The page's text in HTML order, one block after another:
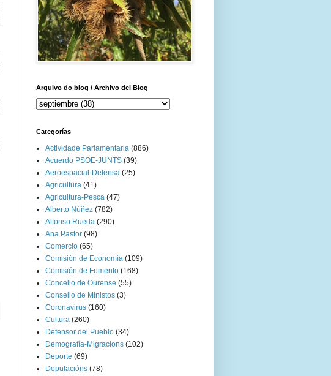
Arquivo do blog / Archivo del Blog
Categorías
Actividade Parlamentaria (886)
Acuerdo PSOE-JUNTS (39)
Aeroespacial-Defensa (25)
Agricultura (41)
Agricultura-Pesca (47)
Alberto Núñez (782)
Alfonso Rueda (290)
Ana Pastor (98)
Comercio (65)
Comisión de Economía (109)
Comisión de Fomento (168)
Concello de Ourense (55)
Consello de Ministos (3)
Coronavirus (160)
Cultura (260)
Defensor del Pueblo (34)
Demografía-Migracions (102)
Deporte (69)
Deputacións (78)